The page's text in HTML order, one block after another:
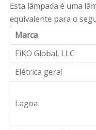
Esta lâmpada é uma
equivalente para o
Marca
EiKO Global, LLC
Elétrica geral
Lagoa